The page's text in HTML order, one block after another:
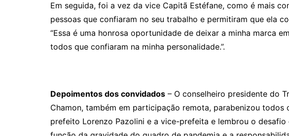
Em seguida, foi a vez da vice Capitã Estéfane, como é mais
pessoas que confiaram no seu trabalho e permitiram que ela
“Essa é uma honrosa oportunidade de deixar a minha marca
todos que confiaram na minha personalidade.”.
Depoimentos dos convidados – O conselheiro presidente do
Chamon, também em participação remota, parabenizou todos
prefeito Lorenzo Pazolini e a vice-prefeita e lembrou o